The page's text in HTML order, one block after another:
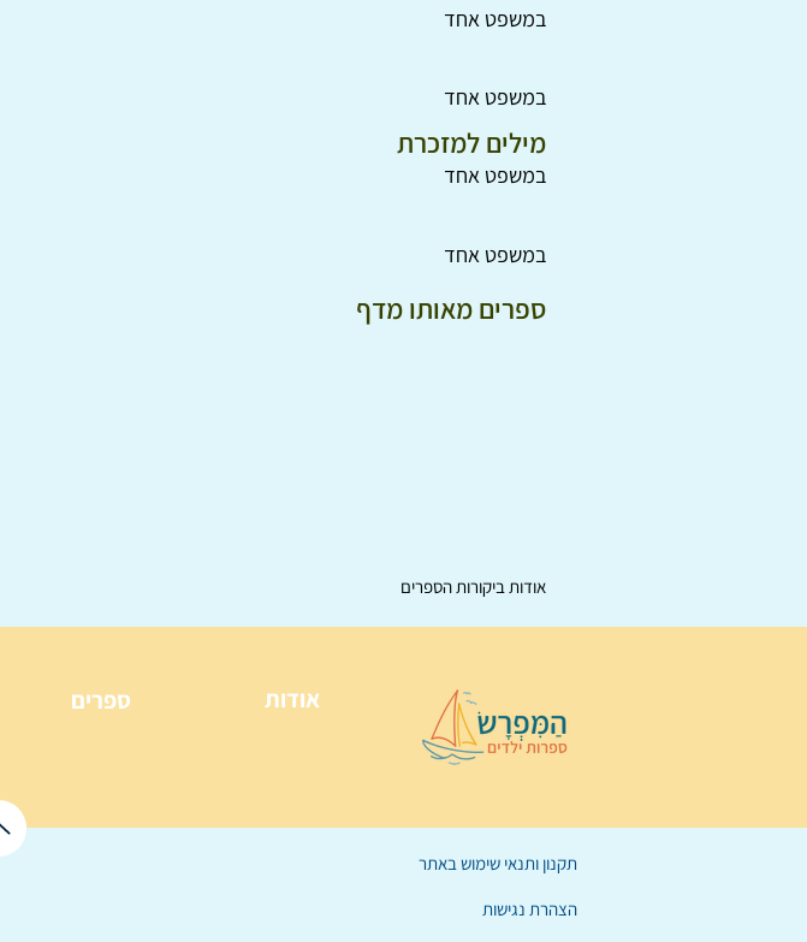
במשפט אחד
במשפט אחד
במשפט אחד
מילים למזכרת
במשפט אחד
ספרים מאותו מדף
אודות ביקורות הספרים
ספרים אודות
תקנון ותנאי שימוש באתר
הצהרת נגישות